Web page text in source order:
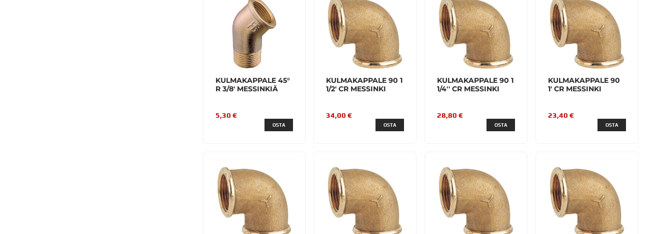
KULMAKAPPALE 45°
R 3/8' MESSINKIÄ
5,30 €
OSTA
KULMAKAPPALE 90 1
1/2' CR MESSINKI
34,00 €
OSTA
KULMAKAPPALE 90 1
1/4'' CR MESSINKI
28,80 €
OSTA
KULMAKAPPALE 90
1' CR MESSINKI
23,40 €
OSTA